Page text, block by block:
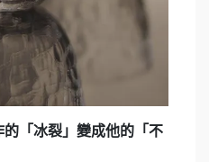
「冰裂」變成他的「不